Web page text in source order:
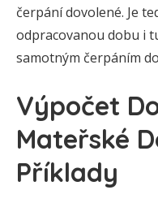
čerpání dovolené. Je
odpracovanou dobu i
samotným čerpáním
Výpočet
Mateřské
Příklady